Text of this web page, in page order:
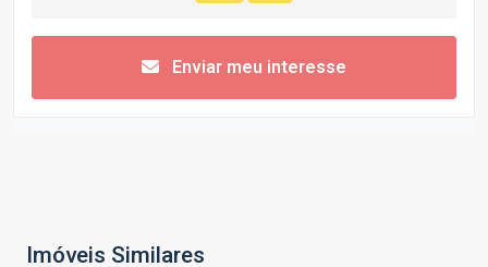
Enviar meu interesse
Imóveis Similares